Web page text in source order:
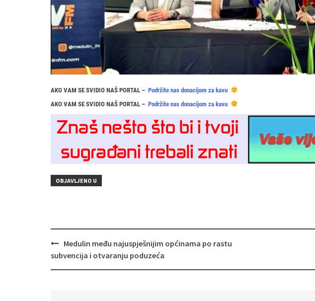
AKO VAM SE SVIDIO NAŠ PORTAL – Podržite nas donacijom za kavu
AKO VAM SE SVIDIO NAŠ PORTAL – Podržite nas donacijom za kavu
OBJAVLJENO U
Navigacija
objava
Medulin među najuspješnijim općinama po rastu
subvencija i otvaranju poduzeća